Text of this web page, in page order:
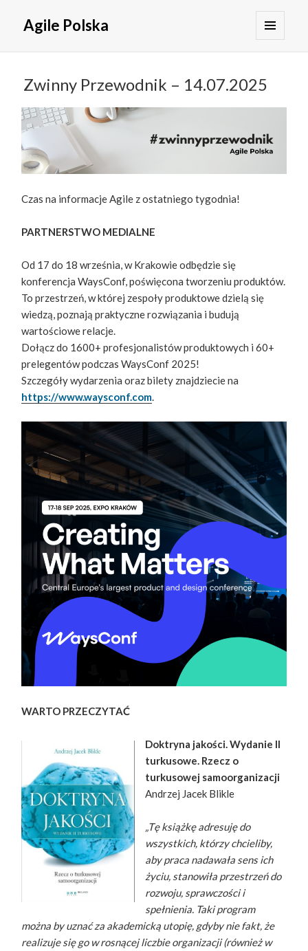
Agile Polska
WIDGETY
Zwinny Przewodnik – 14.07.2025
Czas na informacje Agile z ostatniego tygodnia!
PARTNERSTWO MEDIALNE
Od 17 do 18 września, w Krakowie odbędzie się
konferencja WaysConf, poświęcona tworzeniu produktów.
To przestrzeń, w której zespoły produktowe dzielą się
wiedzą, poznają praktyczne rozwiązania i budują
wartościowe relacje.
Dołącz do 1600+ profesjonalistów produktowych i 60+
prelegentów podczas WaysConf 2025!
Szczegóły wydarzenia oraz bilety znajdziecie na
https://www.waysconf.com
WARTO PRZECZYTAĆ
Doktryna jakości. Wydanie II
turkusowe. Rzecz o
turkusowej samoorganizacji
Andrzej Jacek Blikle
„Tę książkę adresuję do
wszystkich, którzy chcieliby,
aby praca nadawała sens ich
życiu, stanowiła przestrzeń do
rozwoju, sprawczości i
spełnienia. Taki program
można by uznać za akademicką utopię, gdyby nie fakt, że
realizuje się go w rosnącej liczbie organizacji (również w